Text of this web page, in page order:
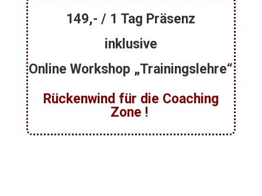
149,- / 1 Tag Präsenz
inklusive
Online Workshop „Trainingslehre“
Rückenwind für die Coaching
Zone !